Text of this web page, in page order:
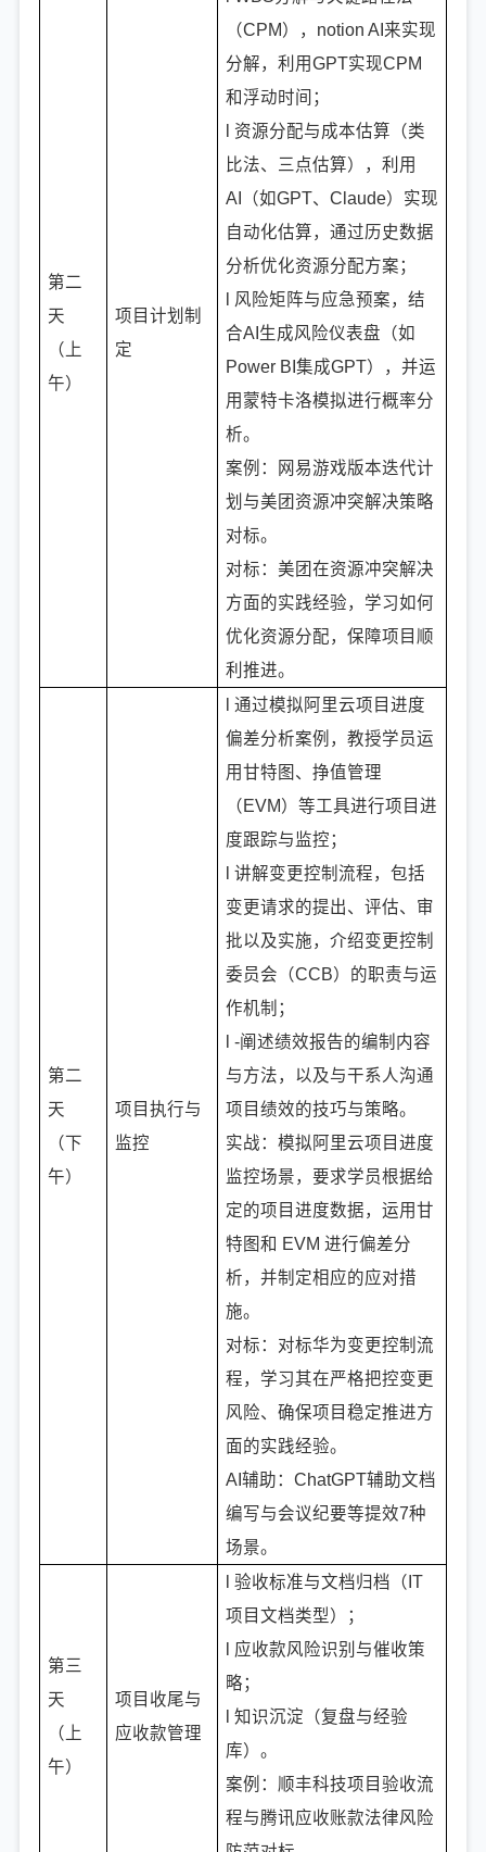
第二
天
（上
午）
项目计划制
定
（CPM），notion AI来实现
分解，利用GPT实现CPM
和浮动时间；
l 资源分配与成本估算（类
比法、三点估算），利用
AI（如GPT、Claude）实现
自动化估算，通过历史数据
分析优化资源分配方案；
l 风险矩阵与应急预案，结
合AI生成风险仪表盘（如
Power BI集成GPT），并运
用蒙特卡洛模拟进行概率分
析。
案例：网易游戏版本迭代计
划与美团资源冲突解决策略
对标。
对标：美团在资源冲突解决
方面的实践经验，学习如何
优化资源分配，保障项目顺
利推进。
第二
天
（下
午）
项目执行与
监控
l 通过模拟阿里云项目进度
偏差分析案例，教授学员运
用甘特图、挣值管理
（EVM）等工具进行项目进
度跟踪与监控；
l 讲解变更控制流程，包括
变更请求的提出、评估、审
批以及实施，介绍变更控制
委员会（CCB）的职责与运
作机制；
l -阐述绩效报告的编制内容
与方法，以及与干系人沟通
项目绩效的技巧与策略。
实战：模拟阿里云项目进度
监控场景，要求学员根据给
定的项目进度数据，运用甘
特图和 EVM 进行偏差分
析，并制定相应的应对措
施。
对标：对标华为变更控制流
程，学习其在严格把控变更
风险、确保项目稳定推进方
面的实践经验。
AI辅助：ChatGPT辅助文档
编写与会议纪要等提效7种
场景。
第三
天
（上
午）
项目收尾与
应收款管理
l 验收标准与文档归档（IT
项目文档类型）；
l 应收款风险识别与催收策
略；
l 知识沉淀（复盘与经验
库）。
案例：顺丰科技项目验收流
程与腾讯应收账款法律风险